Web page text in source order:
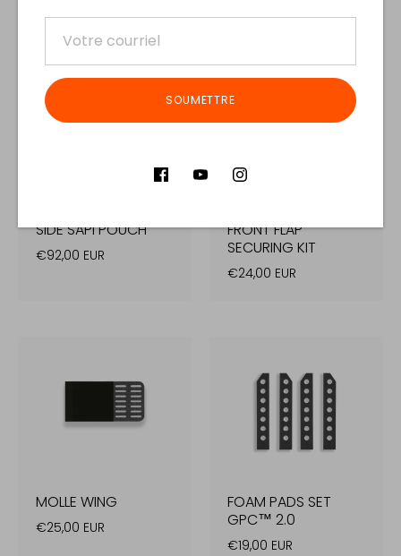
SIDE SAPI POUCH
€92,00 EUR
FRONT FLAP
SECURING KIT
€24,00 EUR
MOLLE WING
€25,00 EUR
FOAM PADS SET
GPC™ 2.0
€19,00 EUR
SOUMETTRE